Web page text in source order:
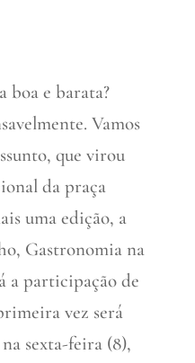
boa e barata?
Vamos
que virou
da praça
uma edição, a
Gastronomia na
a participação de
vez será
sexta-feira (8),